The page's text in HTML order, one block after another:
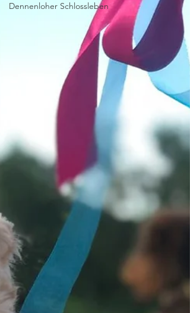
Dennenloher Schlossleben